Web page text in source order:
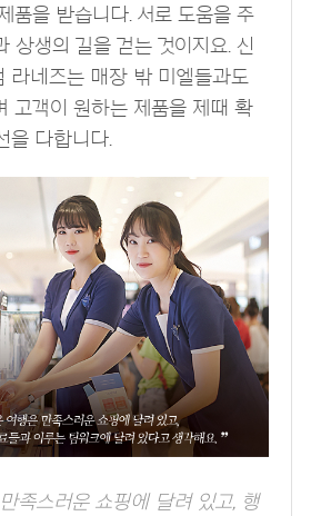
품을 받습니다. 서로 도움을 주
상생의 길을 걷는 것이지요. 신
라네즈는 매장 밖 미엘들과도
고객이 원하는 제품을 제때 확
을 다합니다.
족스러운 쇼핑에 달려 있고, 행